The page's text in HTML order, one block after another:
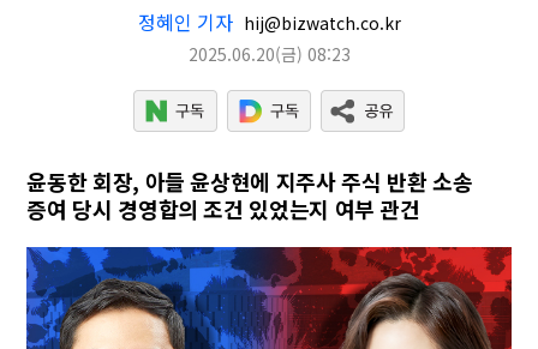
정혜인 기자 hij@bizwatch.co.kr
2025.06.20(금) 08:23
윤동한 회장, 아들 윤상현에 지주사 주식 반환 소송
증여 당시 경영합의 조건 있었는지 여부 관건